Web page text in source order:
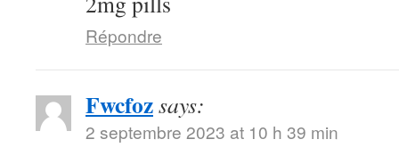
Répondre
Fwcfozsays:
2 septembre 2023 at 10 h 39 min